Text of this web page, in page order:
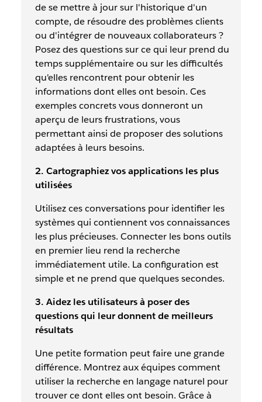
de se mettre à jour sur l'historique d'un
compte, de résoudre des problèmes clients
ou d'intégrer de nouveaux collaborateurs ?
Posez des questions sur ce qui leur prend du
temps supplémentaire ou sur les difficultés
qu'elles rencontrent pour obtenir les
informations dont elles ont besoin. Ces
exemples concrets vous donneront un
aperçu de leurs frustrations, vous
permettant ainsi de proposer des solutions
adaptées à leurs besoins.
2. Cartographiez vos applications les plus
utilisées
Utilisez ces conversations pour identifier les
systèmes qui contiennent vos connaissances
les plus précieuses. Connecter les bons outils
en premier lieu rend la recherche
immédiatement utile. La configuration est
simple et ne prend que quelques secondes.
3. Aidez les utilisateurs à poser des
questions qui leur donnent de meilleurs
résultats
Une petite formation peut faire une grande
différence. Montrez aux équipes comment
utiliser la recherche en langage naturel pour
trouver ce dont elles ont besoin. Grâce à